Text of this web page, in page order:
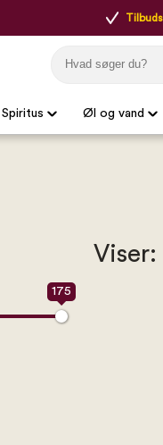
Spiritus Øl og vand
175
Viser: